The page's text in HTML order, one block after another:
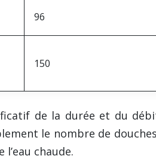
96
150
de la durée et du
le nombre de
chaude.